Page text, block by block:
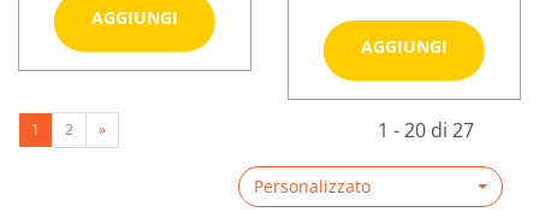
AGGIUNGI
Aggiungi PROFAR
ZANZOF
BABY
AGGIUNGI
Aggiungi
ZANZOF
SPR9% al
su PROFAR
ZANZOF
INSETTOREP
1 2 » 1 - 20 di 27
Personalizzato